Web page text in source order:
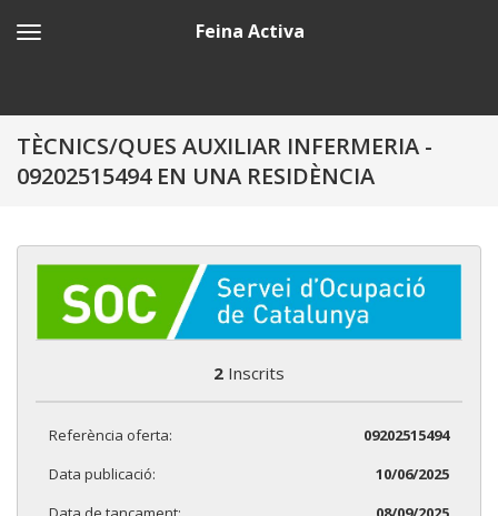
Feina Activa
TÈCNICS/QUES AUXILIAR INFERMERIA -
09202515494 EN UNA RESIDÈNCIA
2 Inscrits
Referència oferta:
09202515494
Data publicació:
10/06/2025